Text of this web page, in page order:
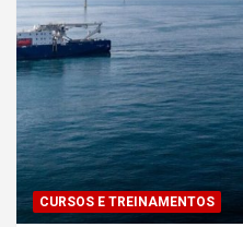
CURSOS E TREINAMENTOS